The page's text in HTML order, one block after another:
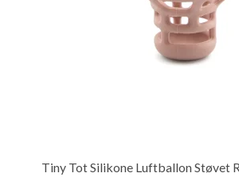
Tiny Tot Silikone Luftballon Støvet